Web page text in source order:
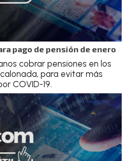
pago de pensión de enero
cobrar pensiones en los
para evitar más
COVID-19.